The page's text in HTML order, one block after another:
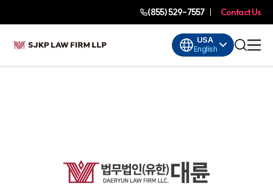
(855) 529-7557 Contact Us
USA
English